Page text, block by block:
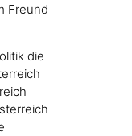
Freund
die